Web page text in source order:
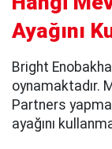
Ayağını
Bright
oynamaktadır.
Partners
ayağını